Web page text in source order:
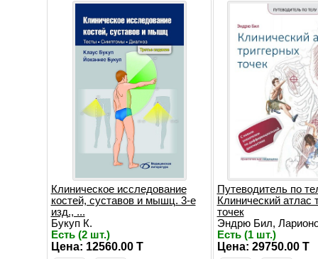
Клиническое исследование
костей, суставов и мышц. 3-е
изд., ...
Букуп К.
Есть (2 шт.)
Цена: 12560.00 T
Путеводитель по
Клинический атлас
точек
Эндрю Бил,
Есть (1 шт.)
Цена: 29750.00 T